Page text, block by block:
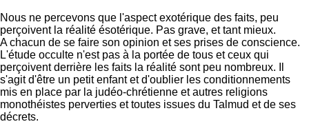
Nous ne percevons que l'aspect exotérique des faits, peu
perçoivent la réalité ésotérique. Pas grave, et tant mieux.
A chacun de se faire son opinion et ses prises de conscience.
L'étude occulte n'est pas à la portée de tous et ceux qui
perçoivent derrière les faits la réalité sont peu nombreux. Il
s'agit d'être un petit enfant et d'oublier les conditionnements
mis en place par la judéo-chrétienne et autres religions
monothéistes perverties et toutes issues du Talmud et de ses
décrets.